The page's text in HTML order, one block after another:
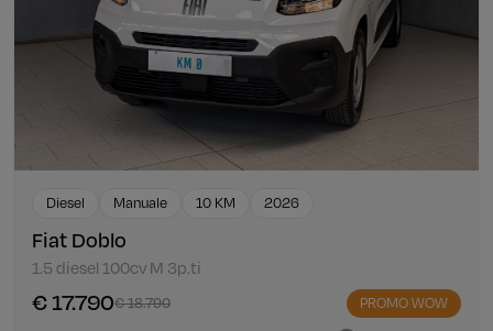
Diesel Manuale 10 KM 2026
Fiat Doblo
1.5 diesel 100cv M 3p.ti
€ 17.790€ 18.790 PROMO WOW